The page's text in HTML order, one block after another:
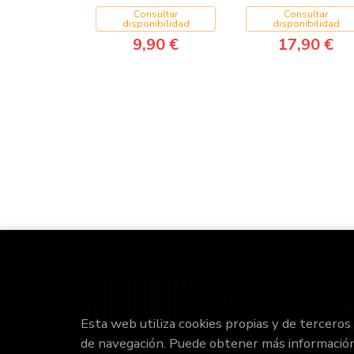
Consultar
disponibilidad
9,90 €
Consultar
disponibilidad
17,90 €
Esta web utiliza cookies propias y de
de navegación. Puede obtener más